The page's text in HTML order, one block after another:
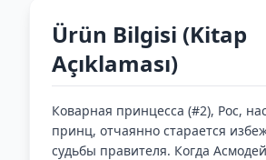
Ürün Bilgisi (Kitap
Açıklaması)
Коварная принцесса (#2), Рос,
принц, отчаянно старается
судьбы правителя. Когда